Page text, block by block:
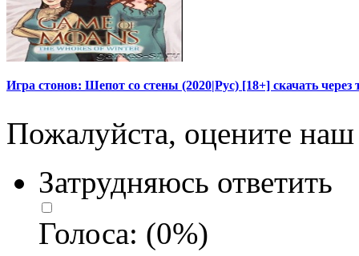
Игра стонов: Шепот со стены (2020|Рус) [18+] скачать через
Пожалуйста, оцените наш
Затрудняюсь ответить
Голоса: (0%)